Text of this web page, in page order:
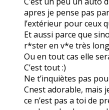
apres je pense pas
l’extérieur pour ceux
Et aussi parce que
r*ster en v*e très
Ou en tout cas elle
C’est tout :)
Ne t’inquiètes pas
Cnest adorable, mais
ce n’est pas a toi de